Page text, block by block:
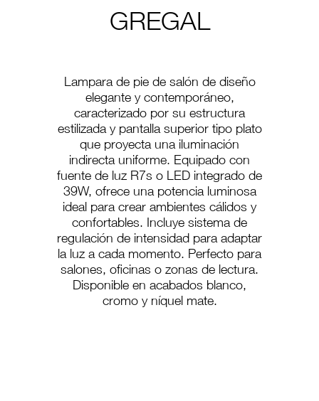
GREGAL
Lampara de pie de salón de diseño
elegante y contemporáneo,
caracterizado por su estructura
estilizada y pantalla superior tipo plato
que proyecta una iluminación
indirecta uniforme. Equipado con
fuente de luz R7s o LED integrado de
39W, ofrece una potencia luminosa
ideal para crear ambientes cálidos y
confortables. Incluye sistema de
regulación de intensidad para adaptar
la luz a cada momento. Perfecto para
salones, oficinas o zonas de lectura.
Disponible en acabados blanco,
cromo y níquel mate.